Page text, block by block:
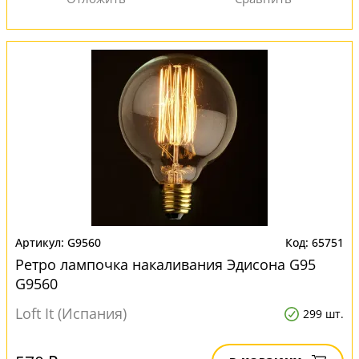
G9560 65751
Ретро лампочка накаливания Эдисона G95
G9560
Loft It (Испания)
299 шт.